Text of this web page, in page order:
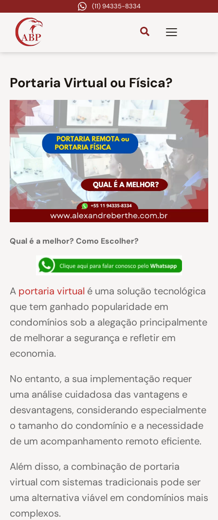
(11) 94335-8334
Portaria Virtual ou Física?
Qual é a melhor? Como Escolher?
A portaria virtual é uma solução tecnológica
que tem ganhado popularidade em
condomínios sob a alegação principalmente
de melhorar a segurança e refletir em
economia.
No entanto, a sua implementação requer
uma análise cuidadosa das vantagens e
desvantagens, considerando especialmente
o tamanho do condomínio e a necessidade
de um acompanhamento remoto eficiente.
Além disso, a combinação de portaria
virtual com sistemas tradicionais pode ser
uma alternativa viável em condomínios mais
complexos.